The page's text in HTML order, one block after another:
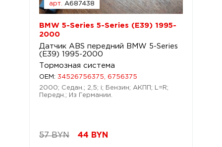
арт. A687438
BMW 5-Series 5-Series (E39) 1995-
2000
Датчик ABS передний BMW 5-Series
(E39) 1995-2000
Тормозная система
OEM: 34526756375, 6756375
2000; Седан.; 2,5; i; Бензин; АКПП; L=R;
Передн.; Из Германии.
57 BYN 44 BYN